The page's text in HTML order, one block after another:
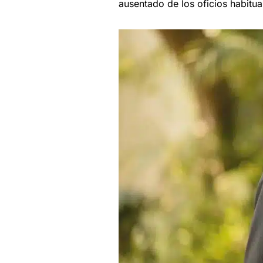
ausentado de los oficios